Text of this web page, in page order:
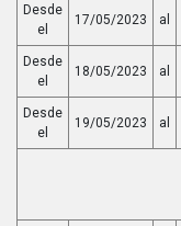
Desde
el
17/05/2023 al
Desde
el
18/05/2023 al
Desde
el
19/05/2023 al